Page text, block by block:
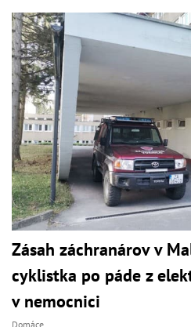
Zásah záchranárov v
cyklistka po páde z
v nemocnici
Domáce